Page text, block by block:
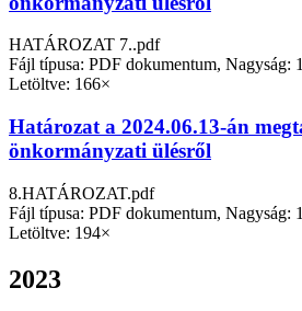
HATÁROZAT 7..pdf
Fájl típusa: PDF dokumentum, Nagyság:
Letöltve: 166×
Határozat a 2024.06.13-án
önkormányzati ülésről
8.HATÁROZAT.pdf
Fájl típusa: PDF dokumentum, Nagyság:
Letöltve: 194×
2023